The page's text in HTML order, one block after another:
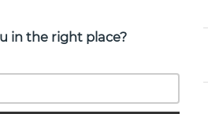
in the right place?